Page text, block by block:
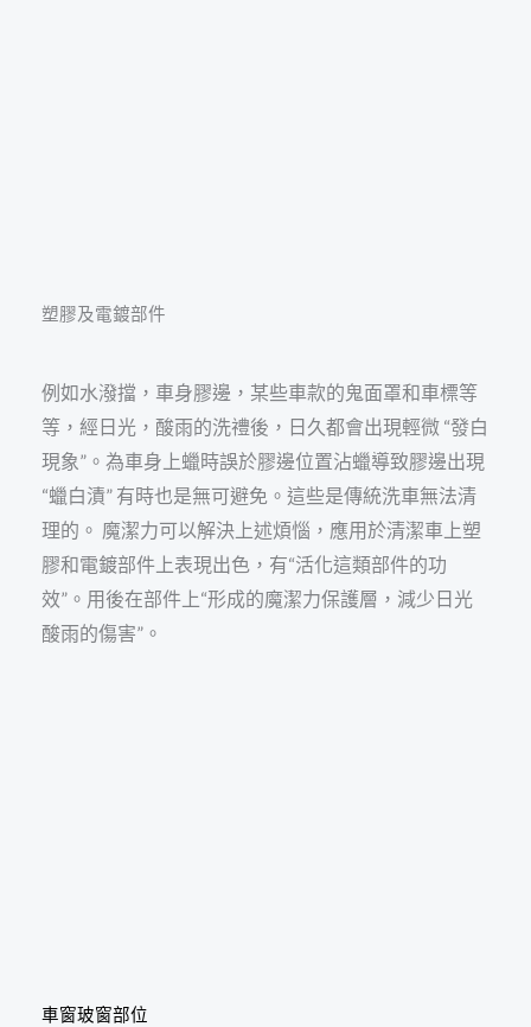
塑膠及電鍍部件
例如水潑擋，車身膠邊，某些車款的鬼面罩和車標等
等，經日光，酸雨的洗禮後，日久都會出現輕微 “發白
現象”。為車身上蠟時誤於膠邊位置沾蠟導致膠邊出現
“蠟白漬” 有時也是無可避免。這些是傳統洗車無法清
理的。 魔潔力可以解決上述煩惱，應用於清潔車上塑
膠和電鍍部件上表現出色，有“活化這類部件的功
效”。用後在部件上“形成的魔潔力保護層，減少日光
酸雨的傷害”。
車窗玻窗部位